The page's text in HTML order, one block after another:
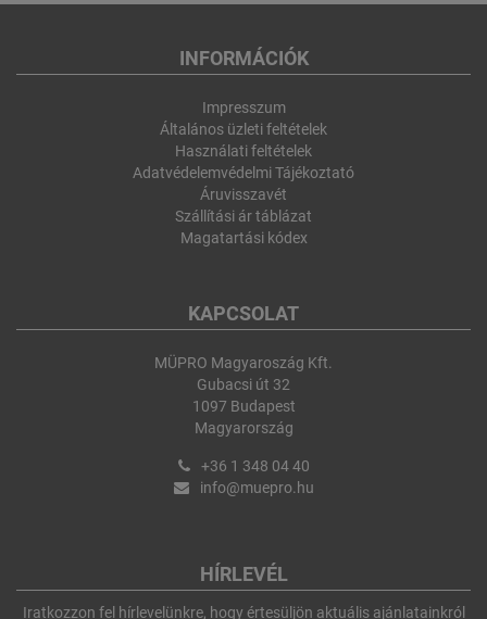
INFORMÁCIÓK
Impresszum
Általános üzleti feltételek
Használati feltételek
Adatvédelemvédelmi Tájékoztató
Áruvisszavét
Szállítási ár táblázat
Magatartási kódex
KAPCSOLAT
MÜPRO Magyaroszág Kft.
Gubacsi út 32
1097 Budapest
Magyarország
+36 1 348 04 40
info@muepro.hu
HÍRLEVÉL
Iratkozzon fel hírlevelünkre, hogy értesüljön aktuális ajánlatainkról